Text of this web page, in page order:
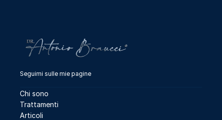
Seguimi sulle mie pagine
Chi sono
Trattamenti
Articoli